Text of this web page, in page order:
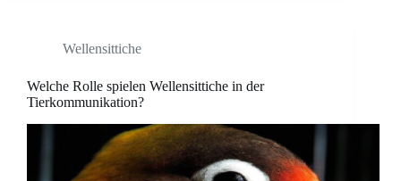
Wellensittiche
Welche Rolle spielen Wellensittiche in der
Tierkommunikation?